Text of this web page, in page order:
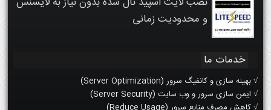
و محدودیت زمانی
خدمات ما
√ بهینه سازی و کانفیگ سرور (Server Optimization)
√ ایمن سازی سرور و وب سایت (Server Security)